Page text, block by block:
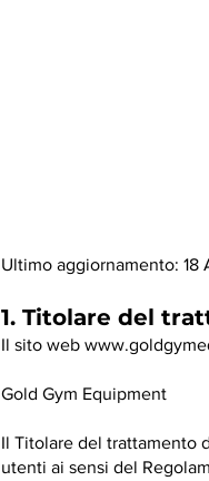
Ultimo aggiornamento: 18
1. Titolare del
Il sito web
Gold Gym Equipment
Il Titolare del trattamento
utenti ai sensi del